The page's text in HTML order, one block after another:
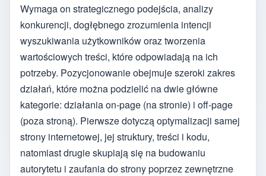
Wymaga on strategicznego podejścia, analizy
konkurencji, dogłębnego zrozumienia intencji
wyszukiwania użytkowników oraz tworzenia
wartościowych treści, które odpowiadają na ich
potrzeby. Pozycjonowanie obejmuje szeroki zakres
działań, które można podzielić na dwie główne
kategorie: działania on-page (na stronie) i off-page
(poza stroną). Pierwsze dotyczą optymalizacji samej
strony internetowej, jej struktury, treści i kodu,
natomiast drugie skupiają się na budowaniu
autorytetu i zaufania do strony poprzez zewnętrzne